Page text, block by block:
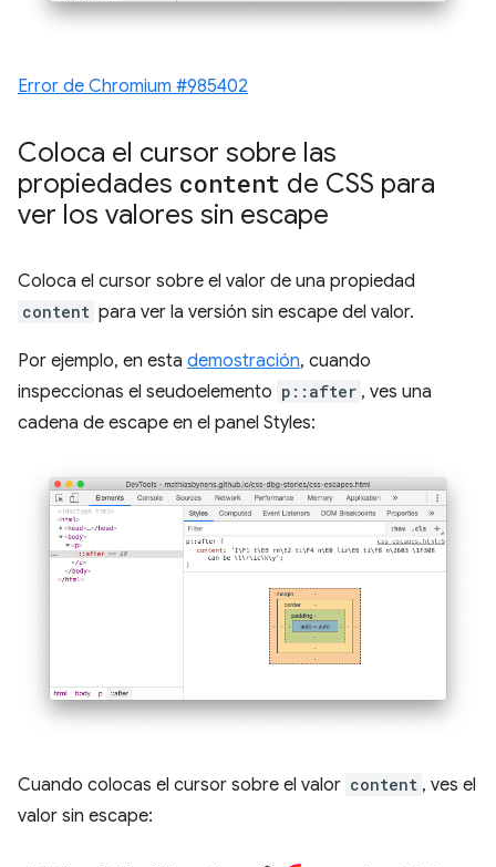
Error de Chromium #985402
Coloca el cursor sobre las
propiedades content de CSS para
ver los valores sin escape
Coloca el cursor sobre el valor de una propiedad
content para ver la versión sin escape del valor.
Por ejemplo, en esta demostración, cuando
inspeccionas el seudoelemento p::after , ves una
cadena de escape en el panel Styles:
Cuando colocas el cursor sobre el valor content , ves el
valor sin escape: